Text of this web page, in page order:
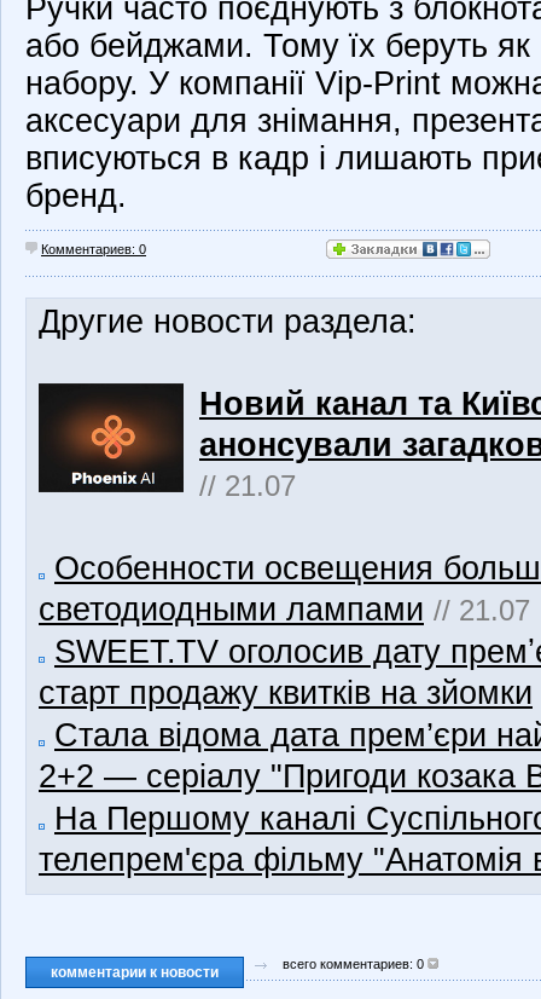
Ручки часто поєднують з
або бейджами. Тому їх беруть як
набору. У компанії Vip-Print
аксесуари для знімання,
вписуються в кадр і лишають
бренд.
Комментариев: 0
Другие новости раздела:
Новий канал та
анонсували
// 21.07
Особенности освещения
светодиодными лампами // 21.07
SWEET.TV оголосив дату
старт продажу квитків на зйомки
Стала відома дата прем’єри
2+2 — серіалу "Пригоди козака
На Першому каналі
телепрем'єра фільму "Анатомія
комментарии к новости всего комментариев: 0